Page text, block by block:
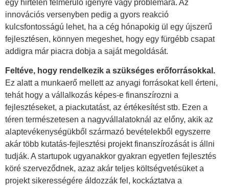
egy hirtelen felmerülő igényre vagy problémára. Az
innovációs versenyben pedig a gyors reakció
kulcsfontosságú lehet, ha a cég hónapokig ül egy újszerű
fejlesztésen, könnyen megeshet, hogy egy fürgébb csapat
addigra már piacra dobja a saját megoldását.
Feltéve, hogy rendelkezik a szükséges erőforrásokkal.
Ez alatt a munkaerő mellett az anyagi forrásokat kell érteni,
tehát hogy a vállalkozás képes-e finanszírozni a
fejlesztéseket, a piackutatást, az értékesítést stb. Ezen a
téren természetesen a nagyvállalatoknál az előny, akik az
alaptevékenységükből származó bevételekből egyszerre
akár több kutatás-fejlesztési projekt finanszírozását is állni
tudják. A startupok ugyanakkor gyakran egyetlen fejlesztés
köré szerveződnek, azaz akár teljes költségvetésüket a
projekt sikerességére áldozzák fel, kockáztatva a